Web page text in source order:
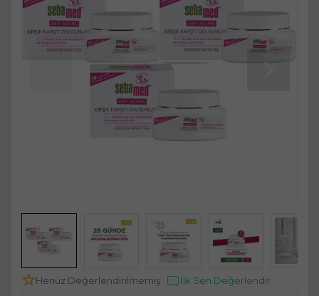
Henüz Değerlendirilmemiş İlk Sen Değerlendir